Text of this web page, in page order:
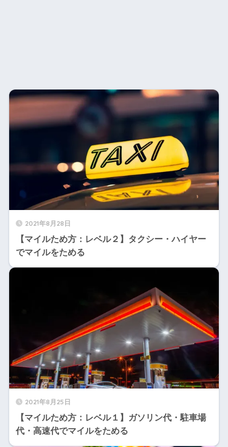
2021年8月28日
【マイルため方：レベル２】タクシー・ハイヤー
でマイルをためる
2021年8月25日
【マイルため方：レベル１】ガソリン代・駐車場
代・高速代でマイルをためる